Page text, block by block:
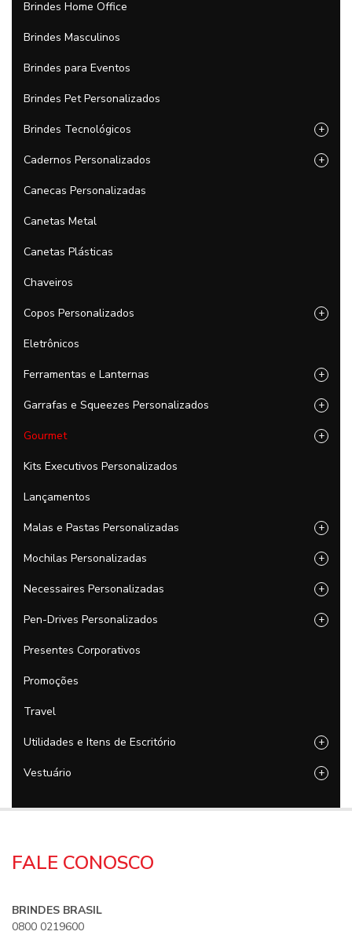
Brindes Home Office
Brindes Masculinos
Brindes para Eventos
Brindes Pet Personalizados
Brindes Tecnológicos +
Cadernos Personalizados +
Canecas Personalizadas
Canetas Metal
Canetas Plásticas
Chaveiros
Copos Personalizados +
Eletrônicos
Ferramentas e Lanternas +
Garrafas e Squeezes Personalizados +
Gourmet +
Kits Executivos Personalizados
Lançamentos
Malas e Pastas Personalizadas +
Mochilas Personalizadas +
Necessaires Personalizadas +
Pen-Drives Personalizados +
Presentes Corporativos
Promoções
Travel
Utilidades e Itens de Escritório +
Vestuário +
FALE CONOSCO
BRINDES BRASIL
0800 0219600